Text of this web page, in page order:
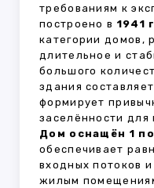
требованиям к
построено в 1941
категории домов,
длительное и
большого
здания составляет
формирует
заселённости для
Дом оснащён 1
обеспечивает
входных потоков
жилым